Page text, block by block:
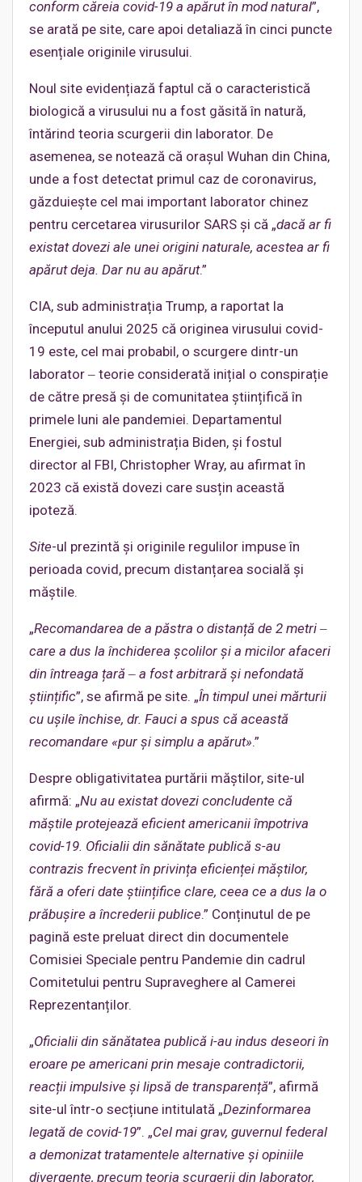
conform căreia covid-19 a apărut în mod natural”,
se arată pe site, care apoi detaliază în cinci puncte
esențiale originile virusului.
Noul site evidențiază faptul că o caracteristică
biologică a virusului nu a fost găsită în natură,
întărind teoria scurgerii din laborator. De
asemenea, se notează că orașul Wuhan din China,
unde a fost detectat primul caz de coronavirus,
găzduiește cel mai important laborator chinez
pentru cercetarea virusurilor SARS și că „dacă ar fi
existat dovezi ale unei origini naturale, acestea ar fi
apărut deja. Dar nu au apărut.”
CIA, sub administrația Trump, a raportat la
începutul anului 2025 că originea virusului covid-
19 este, cel mai probabil, o scurgere dintr-un
laborator ‒ teorie considerată inițial o conspirație
de către presă și de comunitatea științifică în
primele luni ale pandemiei. Departamentul
Energiei, sub administrația Biden, și fostul
director al FBI, Christopher Wray, au afirmat în
2023 că există dovezi care susțin această
ipoteză.
Site-ul prezintă și originile regulilor impuse în
perioada covid, precum distanțarea socială și
măștile.
„Recomandarea de a păstra o distanță de 2 metri ‒
care a dus la închiderea școlilor și a micilor afaceri
din întreaga țară ‒ a fost arbitrară și nefondată
științific”, se afirmă pe site. „În timpul unei mărturii
cu ușile închise, dr. Fauci a spus că această
recomandare «pur și simplu a apărut».”
Despre obligativitatea purtării măștilor, site-ul
afirmă: „Nu au existat dovezi concludente că
măștile protejează eficient americanii împotriva
covid-19. Oficialii din sănătate publică s-au
contrazis frecvent în privința eficienței măștilor,
fără a oferi date științifice clare, ceea ce a dus la o
prăbușire a încrederii publice.” Conținutul de pe
pagină este preluat direct din documentele
Comisiei Speciale pentru Pandemie din cadrul
Comitetului pentru Supraveghere al Camerei
Reprezentanților.
„Oficialii din sănătatea publică i-au indus deseori în
eroare pe americani prin mesaje contradictorii,
reacții impulsive și lipsă de transparență”, afirmă
site-ul într-o secțiune intitulată „Dezinformarea
legată de covid-19”. „Cel mai grav, guvernul federal
a demonizat tratamentele alternative și opiniile
divergente, precum teoria scurgerii din laborator,